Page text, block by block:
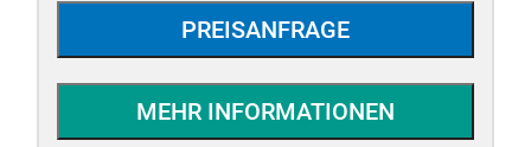
PREISANFRAGE
MEHR INFORMATIONEN